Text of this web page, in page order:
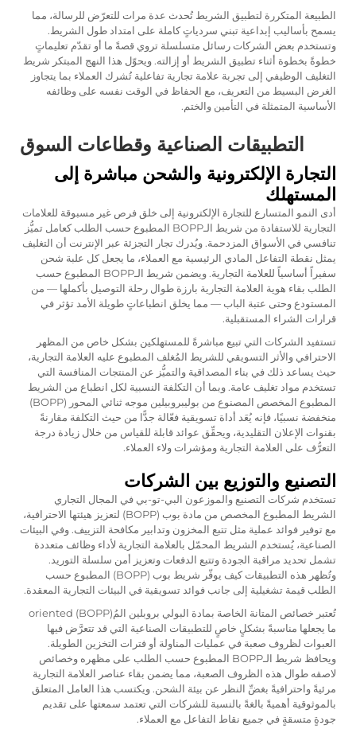
الطبيعة المتكررة لتطبيق الشريط تُحدث عدة مرات للتعرّض للرسالة، مما
يسمح بأساليب إبداعية تبني سردياتٍ كاملة على امتداد طول الشريط.
وتستخدم بعض الشركات رسائل متسلسلة تروي قصةً ما أو تقدّم تعليماتٍ
خطوةً بخطوة أثناء تطبيق الشريط أو إزالته. ويحوّل هذا النهج المبتكر شريط
التغليف الوظيفي إلى تجربة علامة تجارية تفاعلية تُشرك العملاء بما يتجاوز
الغرض البسيط من التعريف، مع الحفاظ في الوقت نفسه على وظائفه
الأساسية المتمثلة في التأمين والختم.
التطبيقات الصناعية وقطاعات السوق
التجارة الإلكترونية والشحن مباشرة إلى
المستهلك
أدى النمو المتسارع للتجارة الإلكترونية إلى خلق فرص غير مسبوقة للعلامات
التجارية للاستفادة من شريط الـBOPP المطبوع حسب الطلب كعامل تميُّز
تنافسي في الأسواق المزدحمة. ويُدرك تجار التجزئة عبر الإنترنت أن التغليف
يمثل نقطة التفاعل المادي الرئيسية مع العملاء، ما يجعل كل علبة شحن
سفيراً أساسياً للعلامة التجارية. ويضمن شريط الـBOPP المطبوع حسب
الطلب بقاء هوية العلامة التجارية بارزة طوال رحلة التوصيل بأكملها — من
المستودع وحتى عتبة الباب — مما يخلق انطباعاتٍ طويلة الأمد تؤثر في
قرارات الشراء المستقبلية.
تستفيد الشركات التي تبيع مباشرةً للمستهلكين بشكل خاص من المظهر
الاحترافي والأثر التسويقي للشريط المُغلف المطبوع عليه العلامة التجارية،
حيث يساعد ذلك في بناء المصداقية والتميُّز عن المنتجات المنافسة التي
تستخدم مواد تغليف عامة. وبما أن التكلفة النسبية لكل انطباع من الشريط
المطبوع المخصص المصنوع من بوليبروبيلين موجه ثنائي المحور (BOPP)
منخفضة نسبيًا، فإنه يُعَد أداة تسويقية فعّالة جدًّا من حيث التكلفة مقارنةً
بقنوات الإعلان التقليدية، ويحقِّق عوائد قابلة للقياس من خلال زيادة درجة
التعرُّف على العلامة التجارية ومؤشرات ولاء العملاء.
التصنيع والتوزيع بين الشركات
تستخدم شركات التصنيع والموزعون البي-تو-بي في المجال التجاري
الشريط المطبوع المخصص من مادة بوب (BOPP) لتعزيز هيئتها الاحترافية،
مع توفير فوائد عملية مثل تتبع المخزون وتدابير مكافحة التزييف. وفي البيئات
الصناعية، يُستخدم الشريط المحمّل بالعلامة التجارية لأداء وظائف متعددة
تشمل تحديد مراقبة الجودة وتتبع الدفعات وتعزيز أمن سلسلة التوريد.
وتُظهر هذه التطبيقات كيف يوفّر شريط بوب (BOPP) المطبوع حسب
الطلب قيمة تشغيلية إلى جانب فوائد تسويقية في البيئات التجارية المعقدة.
تُعتبر خصائص المتانة الخاصة بمادة البولي بروبلين المُoriented (BOPP)
ما يجعلها مناسبةً بشكلٍ خاصٍ للتطبيقات الصناعية التي قد تتعرَّض فيها
العبوات لظروف صعبة في عمليات المناولة أو فترات التخزين الطويلة.
ويحافظ شريط الـBOPP المطبوع حسب الطلب على مظهره وخصائص
لاصقه طوال هذه الظروف الصعبة، مما يضمن بقاء عناصر العلامة التجارية
مرئيةً واحترافيةً بغضِّ النظر عن بيئة الشحن. ويكتسب هذا العامل المتعلق
بالموثوقية أهميةً بالغةً بالنسبة للشركات التي تعتمد سمعتها على تقديم
جودةٍ متسقةٍ في جميع نقاط التفاعل مع العملاء.